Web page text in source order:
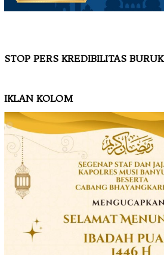
STOP PERS KREDIBILITAS BURUK
IKLAN KOLOM